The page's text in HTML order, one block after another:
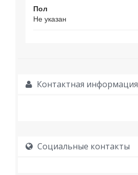
Пол
Не указан
Контактная информация
Социальные контакты